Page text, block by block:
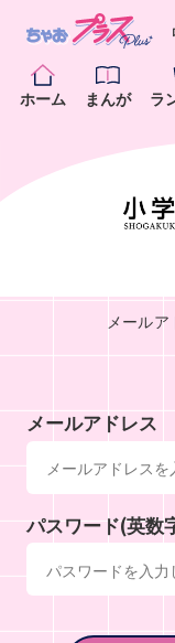
ホーム まんが ラ
メール
メールアドレス
パスワード(英数